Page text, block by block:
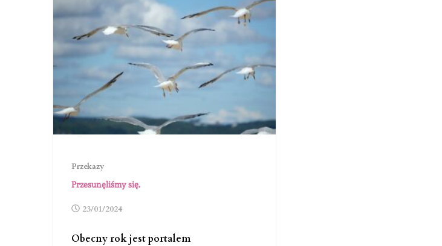
Przekazy
Przesunęliśmy się.
23/01/2024
Obecny rok jest portalem